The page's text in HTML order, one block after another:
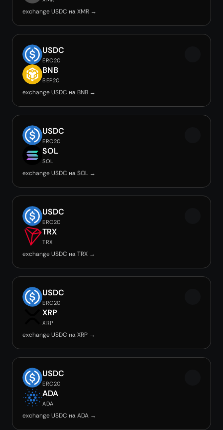
exchange USDC на XMR →
USDC
ERC20
BNB
BEP20
exchange USDC на BNB →
USDC
ERC20
SOL
SOL
exchange USDC на SOL →
USDC
ERC20
TRX
TRX
exchange USDC на TRX →
USDC
ERC20
XRP
XRP
exchange USDC на XRP →
USDC
ERC20
ADA
ADA
exchange USDC на ADA →